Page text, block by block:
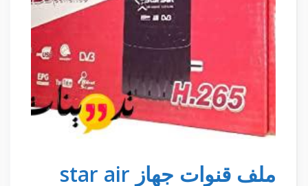
ملف قنوات جهاز star air